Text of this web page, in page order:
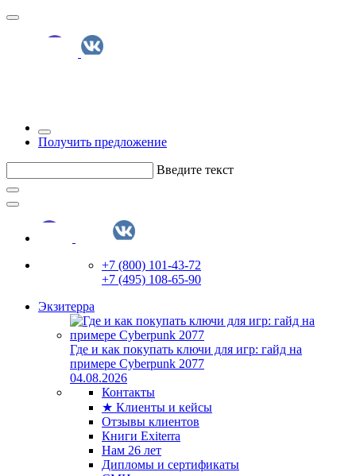
Получить предложение
Введите текст
+7 (800) 101-43-72
+7 (495) 108-65-90
Экзитерра
Где и как покупать ключи для игр: гайд на
примере Cyberpunk 2077
04.08.2026
Контакты
★ Клиенты и кейсы
Отзывы клиентов
Книги Exiterra
Нам 26 лет
Дипломы и сертификаты